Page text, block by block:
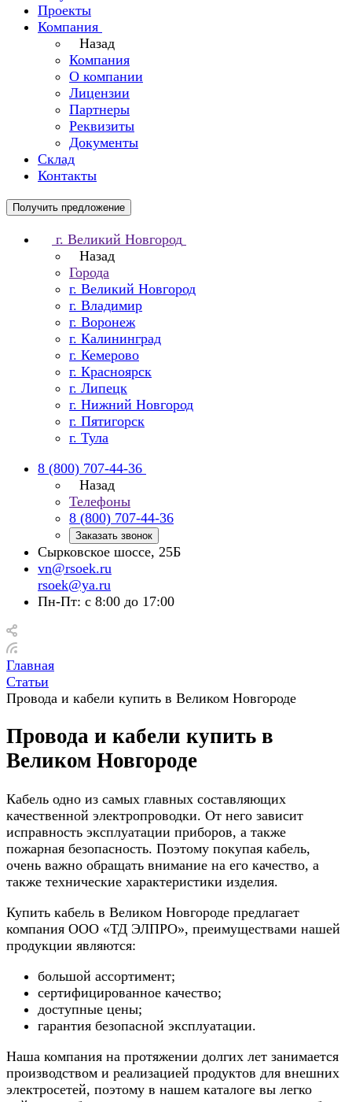
Проекты
Компания
Назад
Компания
О компании
Лицензии
Партнеры
Реквизиты
Документы
Склад
Контакты
Получить предложение
г. Великий Новгород
Назад
Города
г. Великий Новгород
г. Владимир
г. Воронеж
г. Калининград
г. Кемерово
г. Красноярск
г. Липецк
г. Нижний Новгород
г. Пятигорск
г. Тула
8 (800) 707-44-36
Назад
Телефоны
8 (800) 707-44-36
Заказать звонок
Сырковское шоссе, 25Б
vn@rsoek.ru
rsoek@ya.ru
Пн-Пт: с 8:00 до 17:00
Главная
Статьи
Провода и кабели купить в Великом Новгороде
Провода и кабели купить в
Великом Новгороде
Кабель одно из самых главных составляющих
качественной электропроводки. От него зависит
исправность эксплуатации приборов, а также
пожарная безопасность. Поэтому покупая кабель,
очень важно обращать внимание на его качество, а
также технические характеристики изделия.
Купить кабель в Великом Новгороде предлагает
компания ООО «ТД ЭЛПРО», преимуществами нашей
продукции являются:
большой ассортимент;
сертифицированное качество;
доступные цены;
гарантия безопасной эксплуатации.
Наша компания на протяжении долгих лет занимается
производством и реализацией продуктов для внешних
электросетей, поэтому в нашем каталоге вы легко